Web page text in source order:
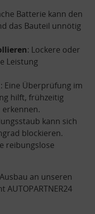
Batterie kann den
das Bauteil unnötig
: Lockere oder
Leistung
: Eine Überprüfung im
hilft, frühzeitig
kann sich
blockieren.
reibungslose
an unseren